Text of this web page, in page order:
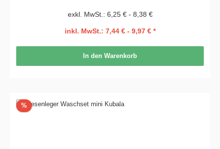
exkl. MwSt.: 6,25 € - 8,38 €
inkl. MwSt.: 7,44 € - 9,97 € *
In den Warenkorb
%Rabatt